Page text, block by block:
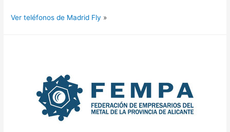
Ver teléfonos de Madrid Fly »